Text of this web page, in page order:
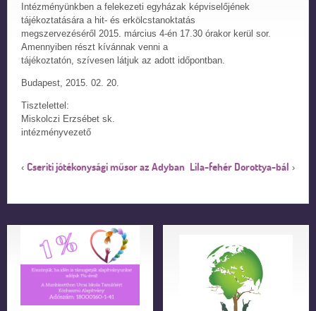
Intézményünkben a felekezeti egyházak képviselőjének
tájékoztatására a hit- és erkölcstanoktatás
megszervezéséről 2015. március 4-én 17.30 órakor kerül sor.
Amennyiben részt kívánnak venni a
tájékoztatón, szívesen látjuk az adott időpontban.
Budapest, 2015. 02. 20.
Tisztelettel:
Miskolczi Erzsébet sk.
intézményvezető
‹ Cseriti jótékonysági műsor az Adyban Lila-fehér Dorottya-bál ›